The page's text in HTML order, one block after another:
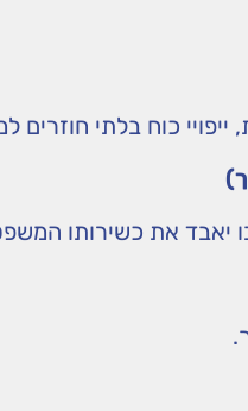
כוח בלתי חוזרים
יאבד את כשירותו